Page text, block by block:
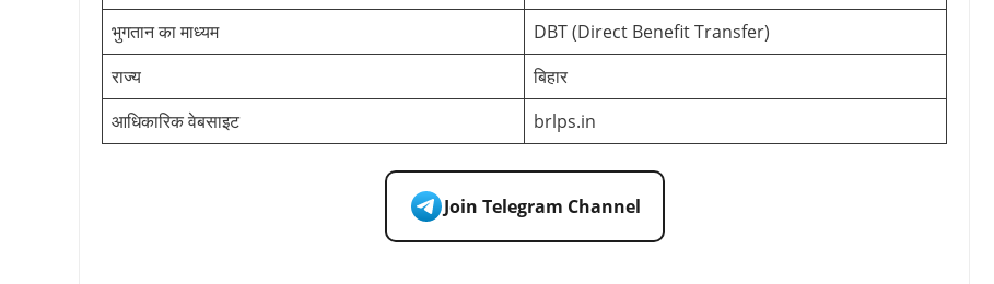
भुगतान का माध्यम
DBT (Direct Benefit Transfer)
राज्य
बिहार
आधिकारिक वेबसाइट
brlps.in
Join Telegram Channel